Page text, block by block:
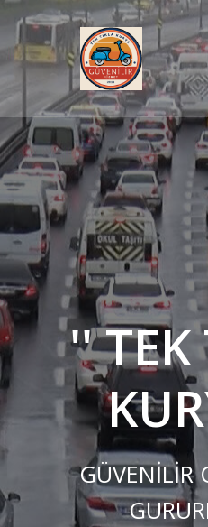
'' TEK
GÜVENİLİR